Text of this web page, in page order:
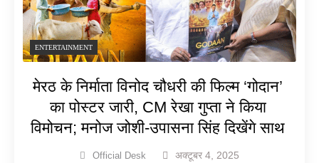
ENTERTAINMENT
मेरठ के निर्माता विनोद चौधरी की फिल्म ‘गोदान’
का पोस्टर जारी, CM रेखा गुप्ता ने किया
विमोचन; मनोज जोशी-उपासना सिंह दिखेंगे साथ
Official Desk अक्टूबर 4, 2025